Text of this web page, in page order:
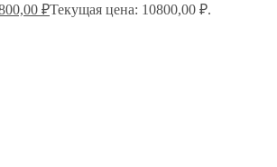
₽Текущая цена: 10800,00 ₽.